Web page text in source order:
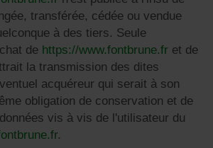
transférée, cédée ou vendue
à des tiers. Seule
de https://www.fontbrune.fr et de
la transmission des dites
acquéreur qui serait à son
obligation de conservation et de
vis à vis de l'utilisateur du
.